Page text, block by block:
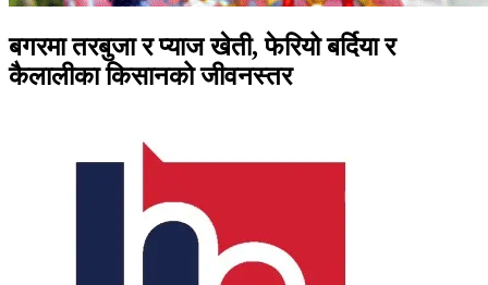
बगरमा तरबुजा र प्याज खेती, फेरियो बर्दिया र
कैलालीका किसानको जीवनस्तर